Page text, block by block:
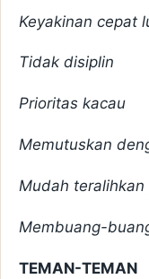
Keyakinan cepat
Tidak disiplin
Prioritas kacau
Memutuskan
Mudah teralihkan
Membuang-
TEMAN-TEMAN